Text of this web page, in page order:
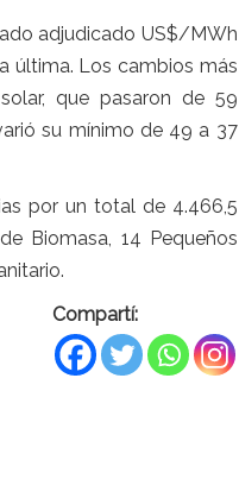
adjudicado US$/MWh
última. Los cambios más
que pasaron de 59
su mínimo de 49 a 37
por un total de 4.466,5
Biomasa, 14 Pequeños
Compartí: